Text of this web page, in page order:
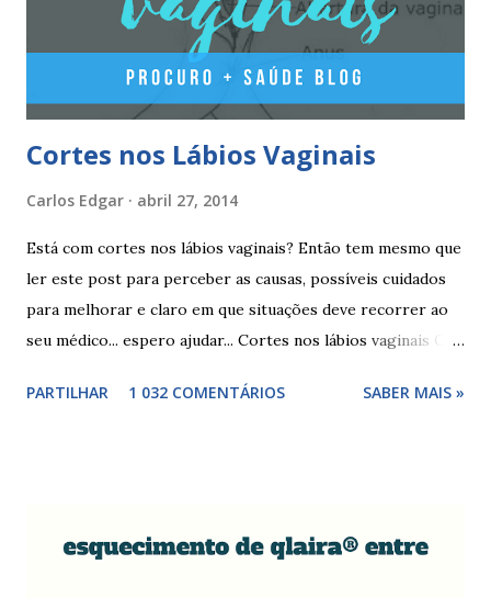
yasminelle® Para iniciar a pilula yasminelle® a mulher deve
esperar pelo primeiro dia da menstruação e iniciar a pilula
Cortes nos Lábios Vaginais
Carlos Edgar abril 27, 2014
Está com cortes nos lábios vaginais? Então tem mesmo que
ler este post para perceber as causas, possíveis cuidados
para melhorar e claro em que situações deve recorrer ao
seu médico... espero ajudar... Cortes nos lábios vaginais Os
surgir devido às relações sexuais (gestos ou actos mais
de roupa sintética, entre outras. Como tratar as fissuras
PARTILHAR 1 032 COMENTÁRIOS SABER MAIS »